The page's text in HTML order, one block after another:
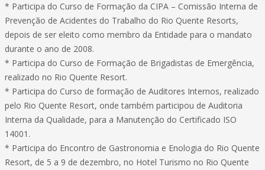
* Participa do Curso de Formação da CIPA – Comissão Interna de
Prevenção de Acidentes do Trabalho do Rio Quente Resorts,
depois de ser eleito como membro da Entidade para o mandato
durante o ano de 2008.
* Participa do Curso de Formação de Brigadistas de Emergência,
realizado no Rio Quente Resort.
* Participa do Curso de formação de Auditores Internos, realizado
pelo Rio Quente Resort, onde também participou de Auditoria
Interna da Qualidade, para a Manutenção do Certificado ISO
14001.
* Participa do Encontro de Gastronomia e Enologia do Rio Quente
Resort, de 5 a 9 de dezembro, no Hotel Turismo no Rio Quente